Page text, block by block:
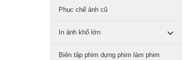
Phục chế ảnh cũ
In ảnh khổ lớn
Biên tập phim dựng phim làm phim